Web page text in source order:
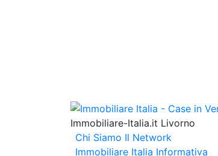
Immobiliare-Italia.it Livorno
Chi Siamo Il Network
Immobiliare Italia Informativa